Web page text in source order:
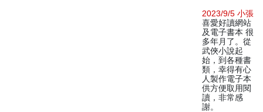
2023/9/5 小張
喜愛好讀網站
及電子書本 很
多年月了。從
武俠小說起
始，到各種書
類，幸得有心
人製作電子本
供方便取用閱
讀，非常感
謝。